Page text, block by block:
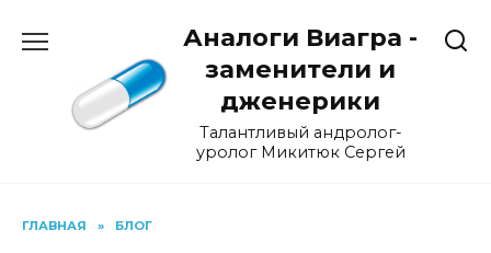
Аналоги Виагра -
заменители и
дженерики
Талантливый андролог-
уролог Микитюк Сергей
ГЛАВНАЯ » БЛОГ